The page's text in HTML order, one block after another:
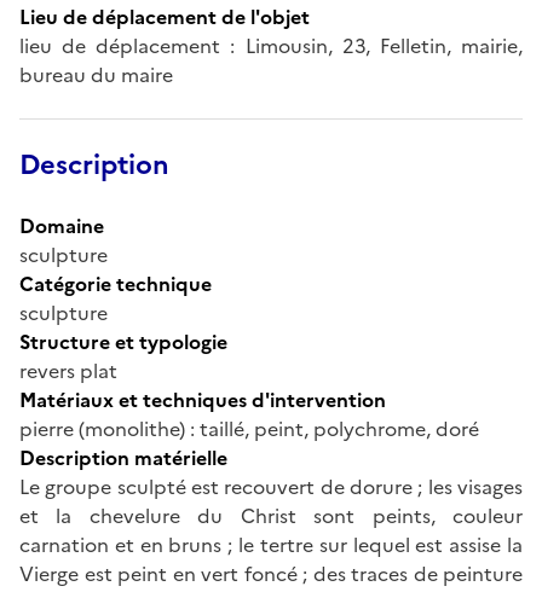
Lieu de déplacement de l'objet
lieu de déplacement : Limousin, 23, Felletin, mairie,
bureau du maire
Description
Domaine
sculpture
Catégorie technique
sculpture
Structure et typologie
revers plat
Matériaux et techniques d'intervention
pierre (monolithe) : taillé, peint, polychrome, doré
Description matérielle
Le groupe sculpté est recouvert de dorure ; les visages
et la chevelure du Christ sont peints, couleur
carnation et en bruns ; le tertre sur lequel est assise la
Vierge est peint en vert foncé ; des traces de peinture